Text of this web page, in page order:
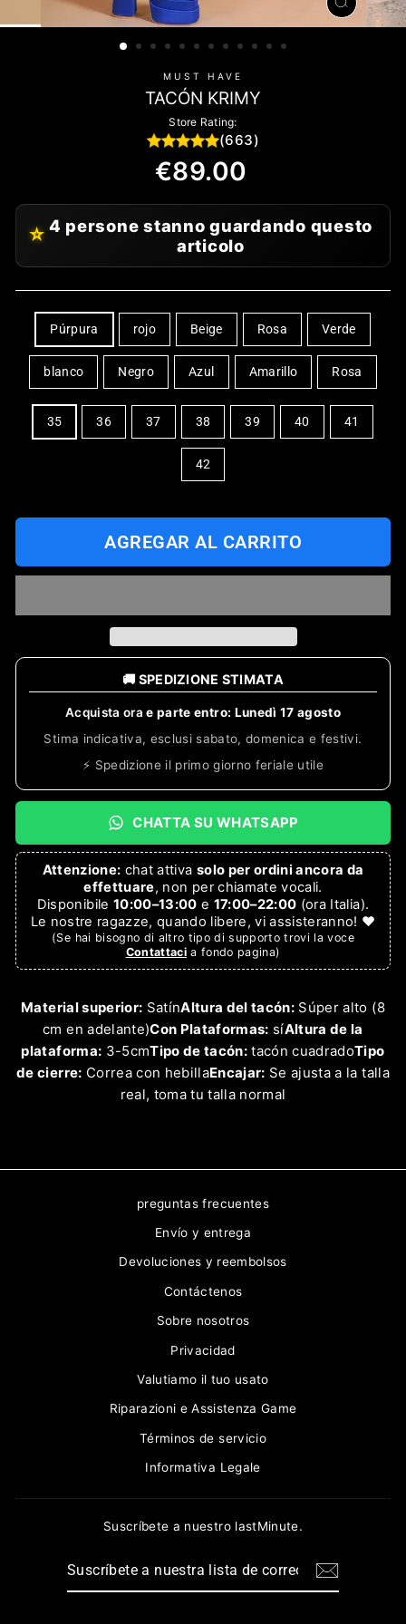
CHIUDI
(ESC)
MUST HAVE
TACÓN KRIMY
Store Rating:
(663)
Precio
habitual
€89.00
⭐ 4 persone stanno guardando questo
articolo
Púrpura rojo Beige Rosa Verde
blanco Negro Azul Amarillo Rosa
ZAPATO
35 36 37 38 39 40 41
42
AGREGAR AL CARRITO
🚚 SPEDIZIONE STIMATA
Acquista orae parte entro: Lunedì 17 agosto
Stima indicativa, esclusi sabato, domenica e festivi.
⚡ Spedizione il primo giorno feriale utile
CHATTA SU WHATSAPP
Attenzione: chat attiva solo per ordini ancora da
effettuare, non per chiamate vocali.
Disponibile 10:00–13:00 e 17:00–22:00 (ora Italia).
Le nostre ragazze, quando libere, vi assisteranno! ❤️
(Se hai bisogno di altro tipo di supporto trovi la voce
Contattacia fondo pagina)
Material superior: SatínAltura del tacón: Súper alto (8
cm en adelante)Con Plataformas: síAltura de la
plataforma: 3-5cmTipo de tacón: tacón cuadradoTipo
de cierre: Correa con hebillaEncajar: Se ajusta a la talla
real, toma tu talla normal
preguntas frecuentes
Envío y entrega
Devoluciones y reembolsos
Contáctenos
Sobre nosotros
Privacidad
Valutiamo il tuo usato
Riparazioni e Assistenza Game
Términos de servicio
Informativa Legale
Suscríbete a nuestro lastMinute.